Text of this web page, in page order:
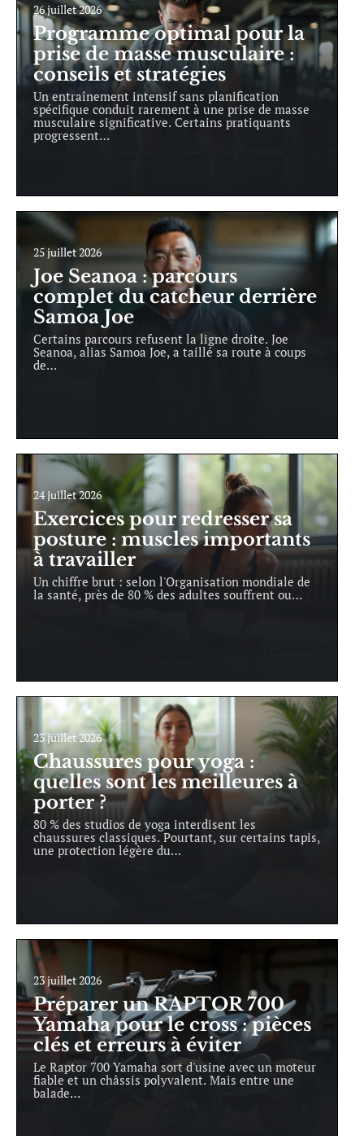
26 juillet 2026
Programme optimal pour la
prise de masse musculaire :
conseils et stratégies
Un entraînement intensif sans planification
spécifique conduit rarement à une prise de masse
musculaire significative. Certains pratiquants
progressent…
25 juillet 2026
Joe Seanoa : parcours
complet du catcheur derrière
Samoa Joe
Certains parcours refusent la ligne droite. Joe
Seanoa, alias Samoa Joe, a taillé sa route à coups
de…
24 juillet 2026
Exercices pour redresser sa
posture : muscles importants
à travailler
Un chiffre brut : selon l'Organisation mondiale de
la santé, près de 80 % des adultes souffrent ou…
23 juillet 2026
Chaussures pour yoga :
quelles sont les meilleures à
porter ?
80 % des studios de yoga interdisent les
chaussures classiques. Pourtant, sur certains tapis,
une protection légère du…
23 juillet 2026
Préparer un RAPTOR 700
Yamaha pour le cross : pièces
clés et erreurs à éviter
Le Raptor 700 Yamaha sort d'usine avec un moteur
fiable et un châssis polyvalent. Mais entre une
balade…